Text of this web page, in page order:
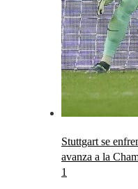
Stuttgart se
avanza a la
1